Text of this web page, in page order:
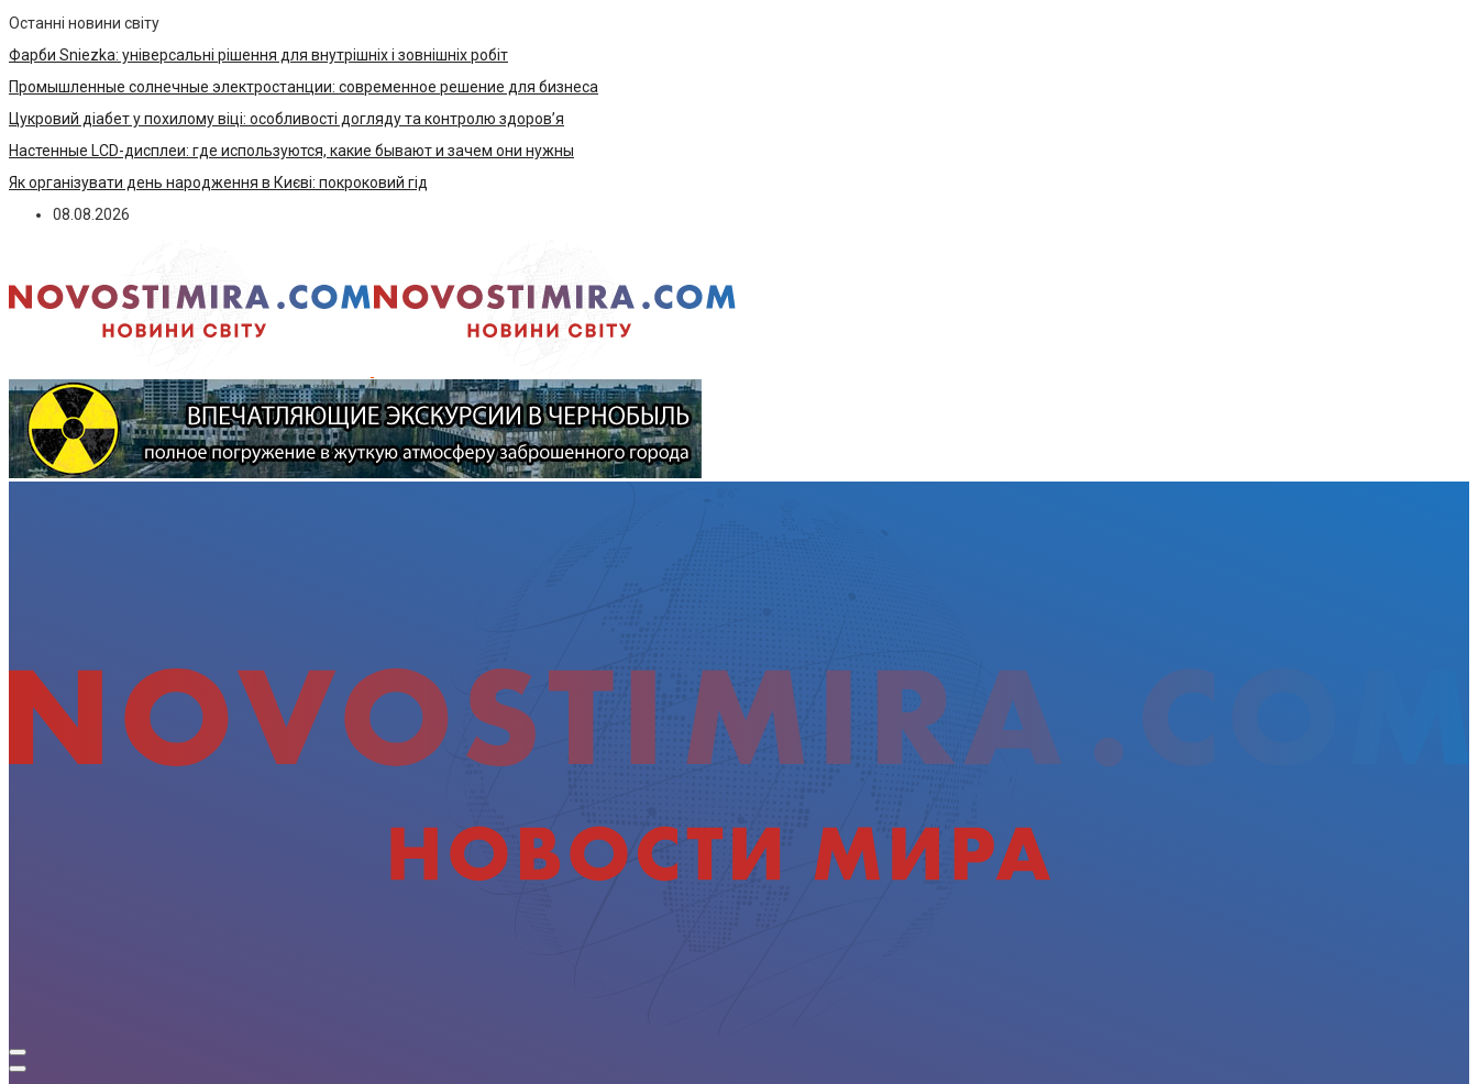
Останні новини світу
Фарби Sniezka: універсальні рішення для внутрішніх і зовнішніх робіт
Промышленные солнечные электростанции: современное решение для бизнеса
Цукровий діабет у похилому віці: особливості догляду та контролю здоров’я
Настенные LCD-дисплеи: где используются, какие бывают и зачем они нужны
Як організувати день народження в Києві: покроковий гід
08.08.2026